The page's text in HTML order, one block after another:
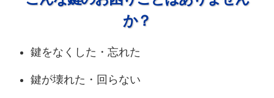
か？
鍵をなくした・忘れた
鍵が壊れた・回らない